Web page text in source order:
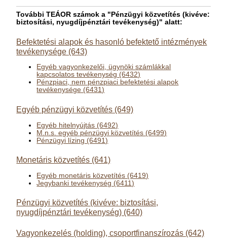
További TEÁOR számok a "Pénzügyi közvetítés (kivéve:
biztosítási, nyugdíjpénztári tevékenység)" alatt:
Befektetési alapok és hasonló befektető intézmények
tevékenysége (643)
Egyéb vagyonkezelői, ügynöki számlákkal
kapcsolatos tevékenység (6432)
Pénzpiaci, nem pénzpiaci befektetési alapok
tevékenysége (6431)
Egyéb pénzügyi közvetítés (649)
Egyéb hitelnyújtás (6492)
M.n.s. egyéb pénzügyi közvetítés (6499)
Pénzügyi lízing (6491)
Monetáris közvetítés (641)
Egyéb monetáris közvetítés (6419)
Jegybanki tevékenység (6411)
Pénzügyi közvetítés (kivéve: biztosítási,
nyugdíjpénztári tevékenység) (640)
Vagyonkezelés (holding), csoportfinanszírozás (642)